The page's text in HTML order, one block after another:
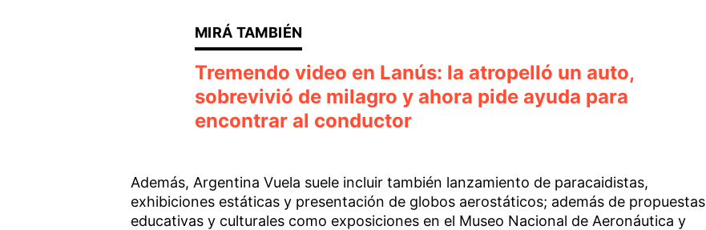
Tremendo video en Lanús: la atropelló un auto,
sobrevivió de milagro y ahora pide ayuda para
encontrar al conductor
Además, Argentina Vuela suele incluir también lanzamiento de paracaidistas,
exhibiciones estáticas y presentación de globos aerostáticos; además de propuestas
educativas y culturales como exposiciones en el Museo Nacional de Aeronáutica y